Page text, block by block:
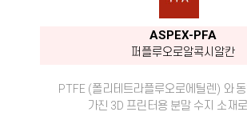
ASPEX-PFA
퍼플루오로알콕시알칸
PTFE (폴리테트라플루오로에틸렌) 와
가진 3D 프린터용 분말 수지 소재